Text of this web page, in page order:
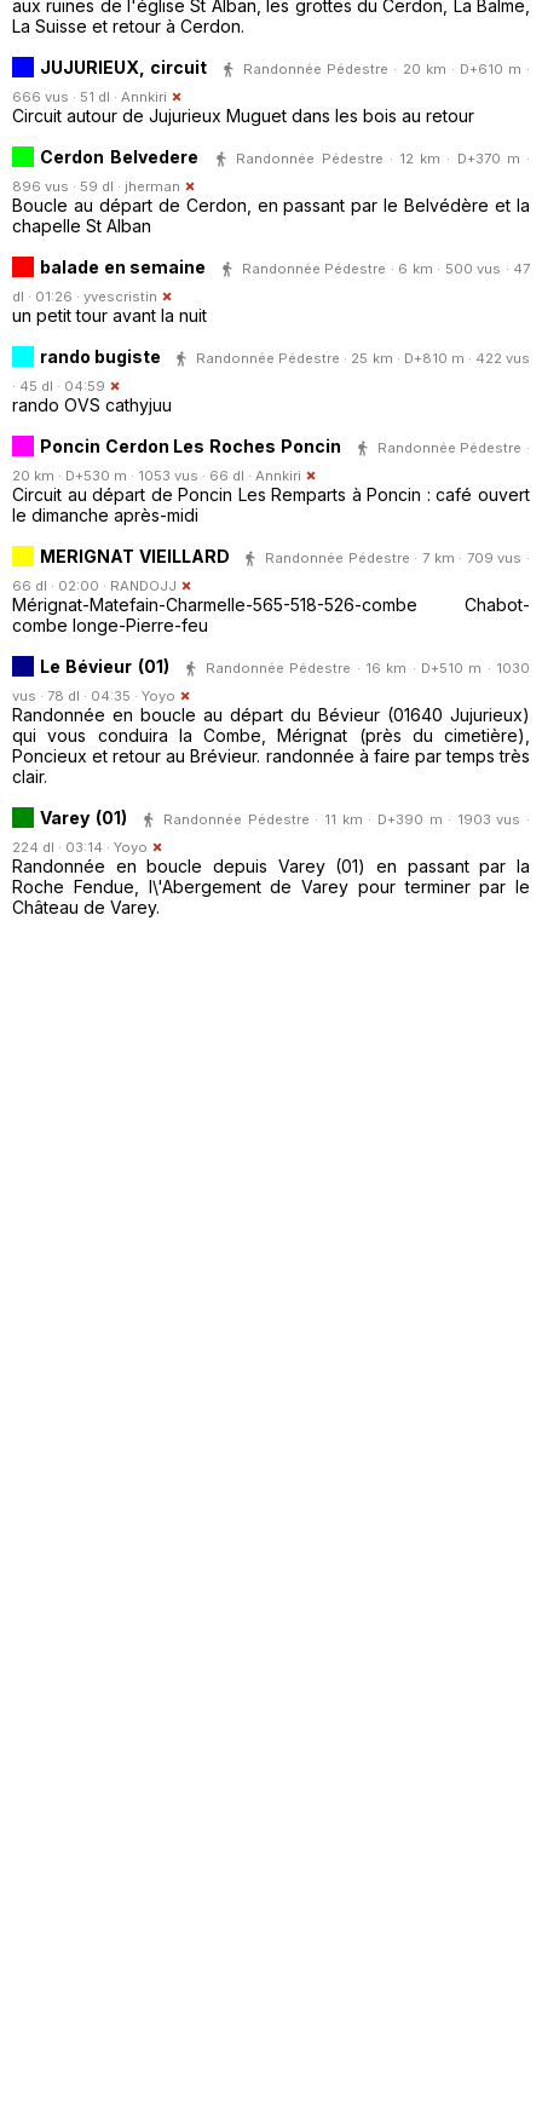
aux ruines de l'église St Alban, les grottes du Cerdon, La Balme,
La Suisse et retour à Cerdon.
JUJURIEUX, circuit
Randonnée Pédestre · 20 km · D+610 m ·
666 vus · 51 dl · Annkiri
Circuit autour de Jujurieux Muguet dans les bois au retour
Cerdon Belvedere
Randonnée Pédestre · 12 km · D+370 m ·
896 vus · 59 dl · jherman
Boucle au départ de Cerdon, en passant par le Belvédère et la
chapelle St Alban
balade en semaine
Randonnée Pédestre · 6 km · 500 vus · 47
dl · 01:26 · yvescristin
un petit tour avant la nuit
rando bugiste
Randonnée Pédestre · 25 km · D+810 m · 422 vus
· 45 dl · 04:59
rando OVS cathyjuu
Poncin Cerdon Les Roches Poncin
Randonnée Pédestre ·
20 km · D+530 m · 1053 vus · 66 dl · Annkiri
Circuit au départ de Poncin Les Remparts à Poncin : café ouvert
le dimanche après-midi
MERIGNAT VIEILLARD
Randonnée Pédestre · 7 km · 709 vus ·
66 dl · 02:00 · RANDOJJ
Mérignat-Matefain-Charmelle-565-518-526-combe Chabot-
combe longe-Pierre-feu
Le Bévieur (01)
Randonnée Pédestre · 16 km · D+510 m · 1030
vus · 78 dl · 04:35 · Yoyo
Randonnée en boucle au départ du Bévieur (01640 Jujurieux)
qui vous conduira la Combe, Mérignat (près du cimetière),
Poncieux et retour au Brévieur. randonnée à faire par temps très
clair.
Varey (01)
Randonnée Pédestre · 11 km · D+390 m · 1903 vus ·
224 dl · 03:14 · Yoyo
Randonnée en boucle depuis Varey (01) en passant par la
Roche Fendue, l\'Abergement de Varey pour terminer par le
Château de Varey.